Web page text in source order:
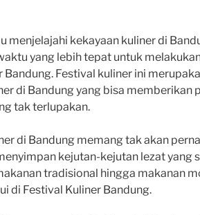
menjelajahi kekayaan kuliner di
yang lebih tepat untuk
Bandung. Festival kuliner ini
di Bandung yang bisa memberikan
tak terlupakan.
di Bandung memang tak akan
kejutan-kejutan lezat yang
tradisional hingga makanan
di Festival Kuliner Bandung.